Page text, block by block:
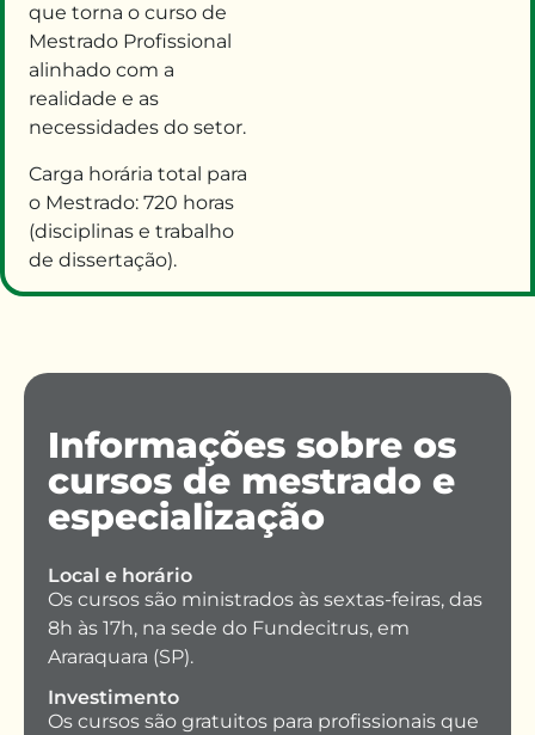
que torna o curso de
Mestrado Profissional
alinhado com a
realidade e as
necessidades do setor.
Carga horária total para
o Mestrado: 720 horas
(disciplinas e trabalho
de dissertação).
Informações sobre os
cursos de mestrado e
especialização
Local e horário
Os cursos são ministrados às sextas-feiras, das
8h às 17h, na sede do Fundecitrus, em
Araraquara (SP).
Investimento
Os cursos são gratuitos para profissionais que